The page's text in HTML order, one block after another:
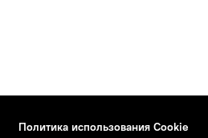
Политика использования Cookie